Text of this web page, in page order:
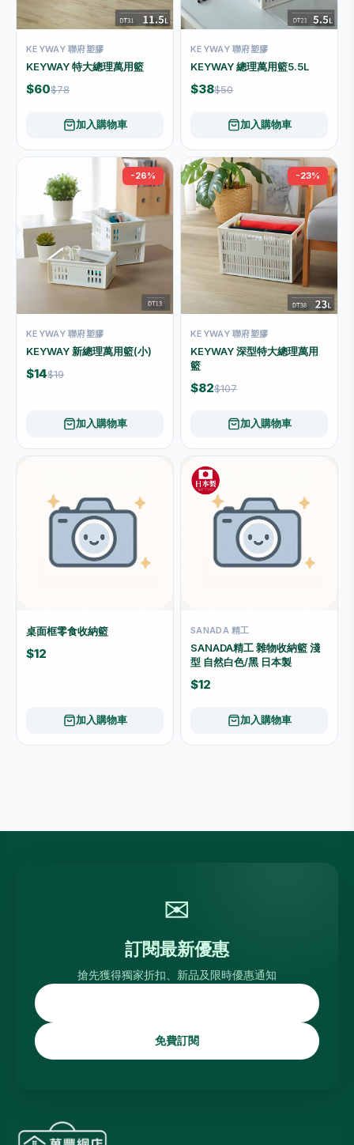
KEYWAY 聯府塑膠
KEYWAY 特大總理萬用籃
$60$78
加入購物車
KEYWAY 聯府塑膠
KEYWAY 總理萬用籃5.5L
$38$50
加入購物車
-26%
KEYWAY 聯府塑膠
KEYWAY 新總理萬用籃(小)
$14$19
加入購物車
-23%
KEYWAY 聯府塑膠
KEYWAY 深型特大總理萬用
籃
$82$107
加入購物車
桌面框零食收納籃
$12
加入購物車
SANADA 精工
SANADA精工 雜物收納籃 淺
型 自然白色/黑 日本製
$12
加入購物車
✉
訂閱最新優惠
搶先獲得獨家折扣、新品及限時優惠通知
免費訂閱